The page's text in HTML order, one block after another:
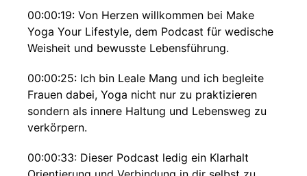
00:00:19: Von Herzen willkommen bei Make
Yoga Your Lifestyle, dem Podcast für wedische
Weisheit und bewusste Lebensführung.
00:00:25: Ich bin Leale Mang und ich begleite
Frauen dabei, Yoga nicht nur zu praktizieren
sondern als innere Haltung und Lebensweg zu
verkörpern.
00:00:33: Dieser Podcast ledig ein Klarhalt